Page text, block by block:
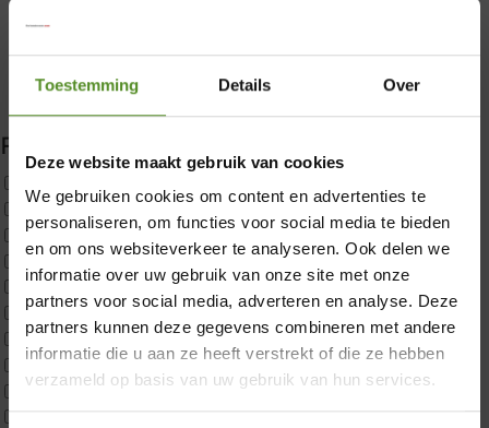
Toestemming Details Over
Deze website maakt gebruik van cookies
We gebruiken cookies om content en advertenties te
personaliseren, om functies voor social media te bieden
en om ons websiteverkeer te analyseren. Ook delen we
informatie over uw gebruik van onze site met onze
partners voor social media, adverteren en analyse. Deze
partners kunnen deze gegevens combineren met andere
informatie die u aan ze heeft verstrekt of die ze hebben
verzameld op basis van uw gebruik van hun services.
Filter producten
2x p650 1pers
Custom
CustomBoxspring
ErkendMatras 1 Pers
ErkendMatras 2 Pers
ErkendMatras twijfelaar product
Matrassen
Matrastopper 10cm
×